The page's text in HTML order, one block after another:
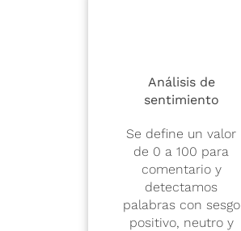
Análisis de
sentimiento
Se define un valor
de 0 a 100 para
comentario y
detectamos
palabras con sesgo
positivo, neutro y